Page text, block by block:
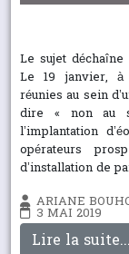
Le sujet
Le 19 janvier, à
réunies au sein
dire « non au
l’implantation
opérateurs
d’installation de
ARIANE
3 MAI 2019
Lire la suite...